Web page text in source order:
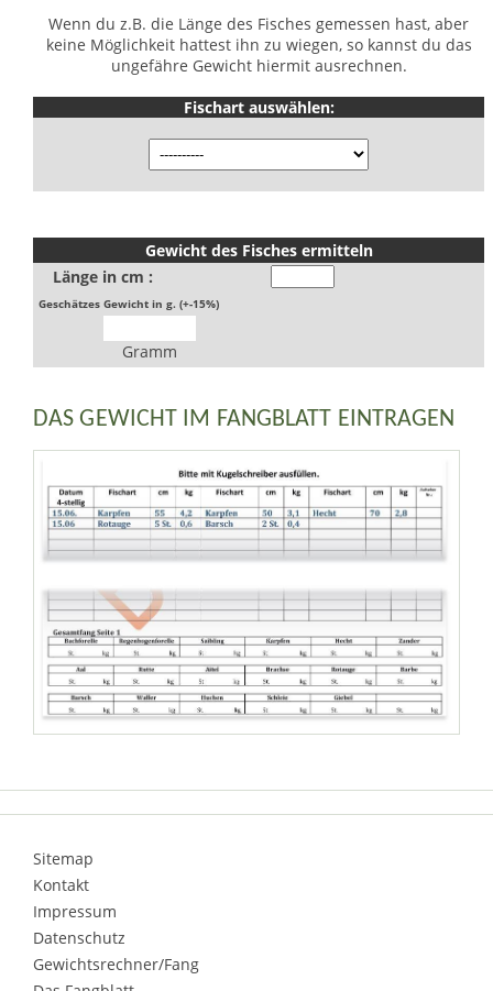
Wenn du z.B. die Länge des Fisches gemessen hast, aber
keine Möglichkeit hattest ihn zu wiegen, so kannst du das
ungefähre Gewicht hiermit ausrechnen.
Fischart auswählen:
Gewicht des Fisches ermitteln
Länge in cm :
Geschätzes Gewicht in g. (+-15%)
Gramm
DAS GEWICHT IM FANGBLATT EINTRAGEN
Sitemap
Kontakt
Impressum
Datenschutz
Gewichtsrechner/Fang